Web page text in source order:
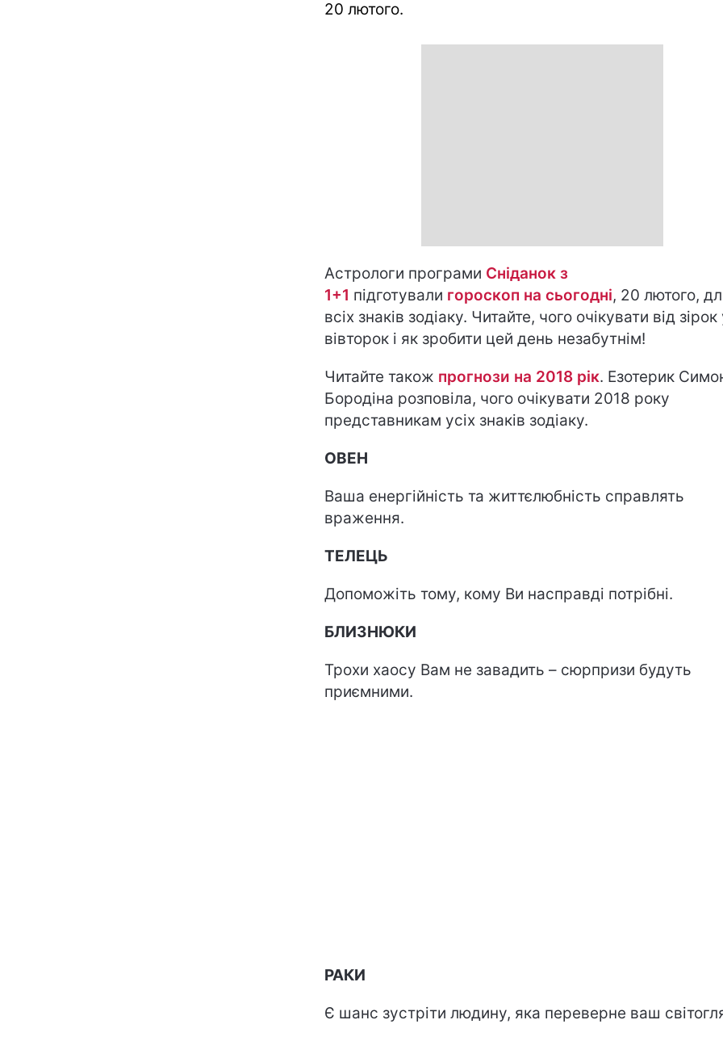
20 лютого.
Астрологи програми Сніданок з
1+1 підготували гороскоп на cьогодні, 20 лютого,
всіх знаків зодіаку. Читайте, чого очікувати від зірок
вівторок і як зробити цей день незабутнім!
Читайте також прогнози на 2018 рік. Езотерик
Бородіна розповіла, чого очікувати 2018 року
представникам усіх знаків зодіаку.
ОВЕН
Ваша енергійність та життєлюбність справлять
враження.
ТЕЛЕЦЬ
Допоможіть тому, кому Ви насправді потрібні.
БЛИЗНЮКИ
Трохи хаосу Вам не завадить – сюрпризи будуть
приємними.
РАКИ
Є шанс зустріти людину, яка переверне ваш